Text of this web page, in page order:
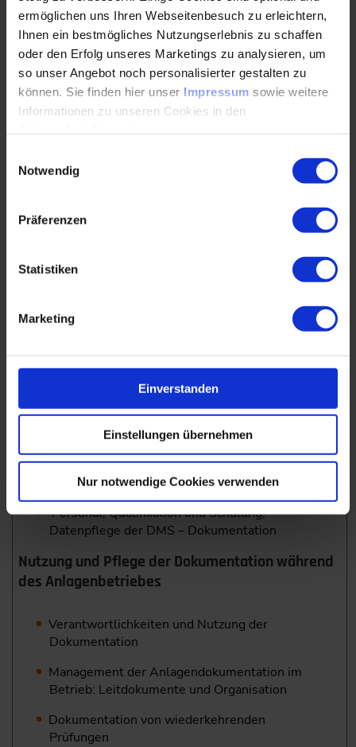
ermöglichen uns Ihren Webseitenbesuch zu erleichtern,
Ihnen ein bestmögliches Nutzungserlebnis zu schaffen
oder den Erfolg unseres Marketings zu analysieren, um
so unser Angebot noch personalisierter gestalten zu
können. Sie finden hier unser Impressum sowie weitere
Informationen zu unseren Cookies in den
Notwendig
Präferenzen
Statistiken
Marketing
Einverstanden
Einstellungen übernehmen
Nur notwendige Cookies verwenden
Einführung eines Dokumenten-Management-Systems
(DMS) für die AnlagendokumentationPraxisbeispiel
Einführen eines DMS für
dieAnlagendokumentation
DMS – Projektentwicklung, Stufenmodell zur
Systemeinführung
Bedarfs- und Realisierungsstudie
(Bedarfsanalyse)
Dokumentations-, Prozess- und Kostenanalyse
Dokumentationsanforderungen
einer Leistungsbeschreibung
Auswahlverfahren
Realisierungsbeispiel zur Einführung einer DMS
– Software
Systemauslegung, Systembeschaffung und
Systemumsetzung
Betreiben eines DMS und Qualitätssicherung
Personal, Qualifikation und Schulung,
Datenpflege der DMS – Dokumentation
Nutzung und Pflege der Dokumentation während
des ­Anlagenbetriebes
Verantwortlichkeiten und Nutzung der
Dokumentation
Management der Anlagendokumentation im
Betrieb: Leitdokumente und Organisation
Dokumentation von wiederkehrenden
Prüfungen